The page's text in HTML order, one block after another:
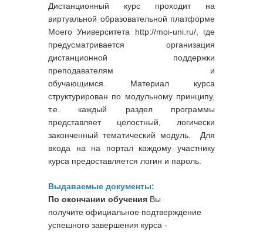
Дистанционный курс проходит на
виртуальной образовательной платформе
Моего Университета http://moi-uni.ru/, где
предусматривается организация
дистанционной поддержки
преподавателям и
обучающимся. Материал курса
структурирован по модульному принципу,
т.е. каждый раздел программы
представляет целостный, логически
законченный тематический модуль. Для
входа на на портал каждому участнику
курса предоставляется логин и пароль.
Выдаваемые документы:
По окончании обучения Вы
получите официальное подтверждение
успешного завершения курса -